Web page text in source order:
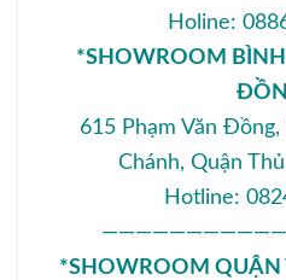
Holine:
*SHOWROOM
615 Phạm Văn
Chánh, Quận
Hotline:
*SHOWROOM QUẬN